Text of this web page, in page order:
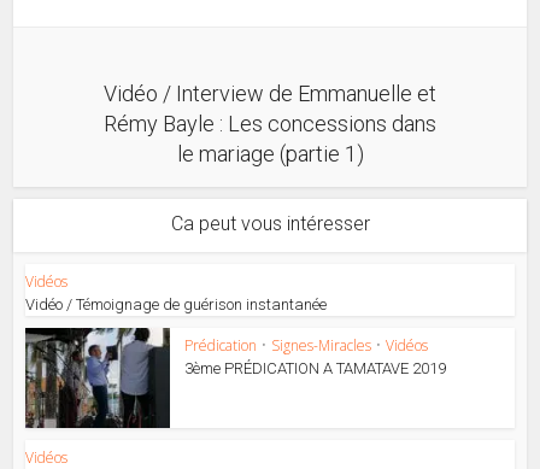
Vidéo / Interview de Emmanuelle et
Rémy Bayle : Les concessions dans
le mariage (partie 1)
Ca peut vous intéresser
Vidéos
Vidéo / Témoignage de guérison instantanée
Prédication • Signes-Miracles • Vidéos
3ème PRÉDICATION A TAMATAVE 2019
Vidéos